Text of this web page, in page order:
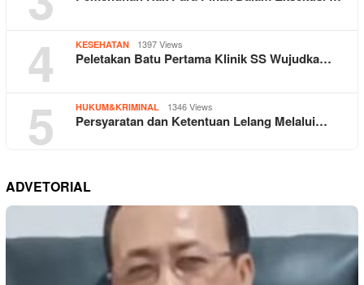
4 KESEHATAN 1397 Views
Peletakan Batu Pertama Klinik SS Wujudka…
5 HUKUM&KRIMINAL 1346 Views
Persyaratan dan Ketentuan Lelang Melalui…
ADVETORIAL